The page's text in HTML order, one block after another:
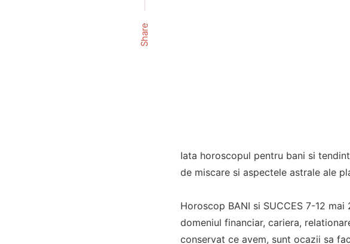
Share
Iata horoscopul pentru bani si
de miscare si aspectele astrale ale
Horoscop BANI si SUCCES 7-12
domeniul financiar, cariera,
conservat ce avem, sunt ocazii sa